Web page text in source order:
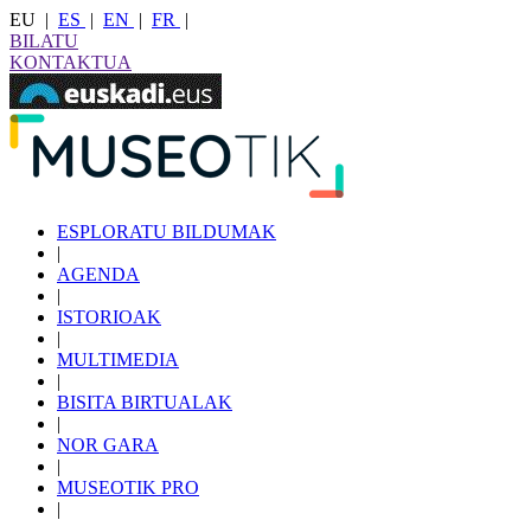
EU | ES | EN | FR
|
BILATU
KONTAKTUA
ESPLORATU BILDUMAK
|
AGENDA
|
ISTORIOAK
|
MULTIMEDIA
|
BISITA BIRTUALAK
|
NOR GARA
|
MUSEOTIK PRO
|